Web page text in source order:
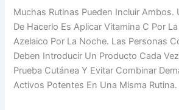
Muchas Rutinas Pueden Incluir Ambos.
De Hacerlo Es Aplicar Vitamina C Por
Azelaico Por La Noche. Las Personas
Deben Introducir Un Producto Cada
Prueba Cutánea Y Evitar Combinar
Activos Potentes En Una Misma Rutina.